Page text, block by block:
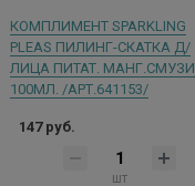
КОМПЛИМЕНТ SPARKLING
PLEAS ПИЛИНГ-СКАТКА Д/
ЛИЦА ПИТАТ. МАНГ.СМУЗИ
100МЛ. /АРТ.641153/
147 руб.
шт